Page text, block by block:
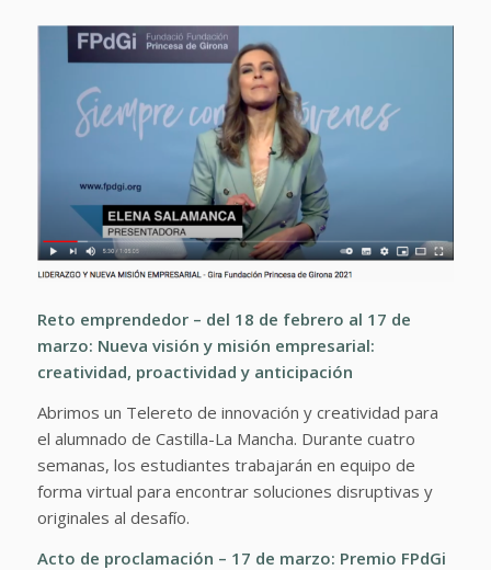
Reto emprendedor – del 18 de febrero al 17 de
marzo: Nueva visión y misión empresarial:
creatividad, proactividad y anticipación
Abrimos un Telereto de innovación y creatividad para
el alumnado de Castilla-La Mancha. Durante cuatro
semanas, los estudiantes trabajarán en equipo de
forma virtual para encontrar soluciones disruptivas y
originales al desafío.
Acto de proclamación – 17 de marzo: Premio FPdGi